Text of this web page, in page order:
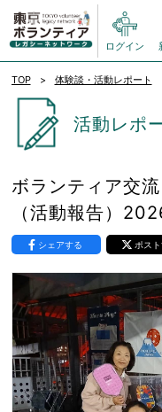
ログイン
TOP 体験談・活動レポート
活動レポ
ボランティア交
（活動報告）
シェアする ポス